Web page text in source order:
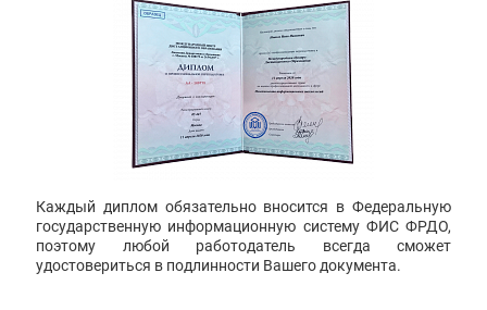
Каждый диплом обязательно вносится в Федеральную
государственную информационную систему ФИС ФРДО,
поэтому любой работодатель всегда сможет
удостовериться в подлинности Вашего документа.